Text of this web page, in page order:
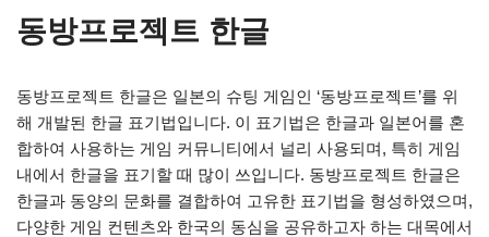
동방프로젝트 한글
동방프로젝트 한글은 일본의 슈팅 게임인 ‘동방프로젝트’를 위
해 개발된 한글 표기법입니다. 이 표기법은 한글과 일본어를 혼
합하여 사용하는 게임 커뮤니티에서 널리 사용되며, 특히 게임
내에서 한글을 표기할 때 많이 쓰입니다. 동방프로젝트 한글은
한글과 동양의 문화를 결합하여 고유한 표기법을 형성하였으며,
다양한 게임 컨텐츠와 한국의 동심을 공유하고자 하는 대목에서